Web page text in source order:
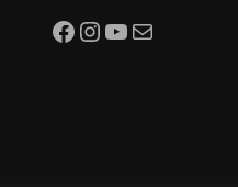
Facebook InstagramYouTube 電子郵件